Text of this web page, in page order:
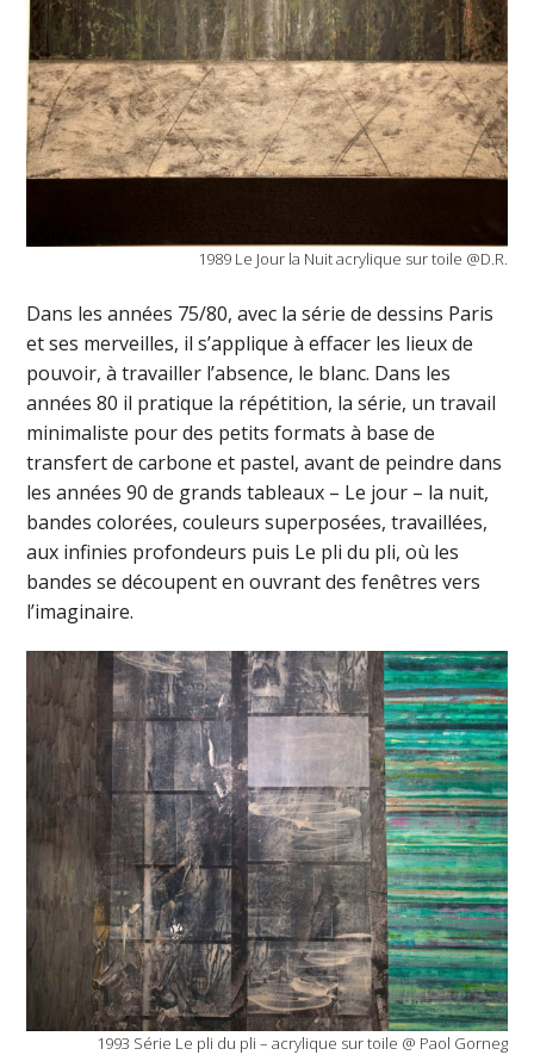
1989 Le Jour la Nuit acrylique sur toile @D.R.
Dans les années 75/80, avec la série de dessins Paris
et ses merveilles, il s’applique à effacer les lieux de
pouvoir, à travailler l’absence, le blanc. Dans les
années 80 il pratique la répétition, la série, un travail
minimaliste pour des petits formats à base de
transfert de carbone et pastel, avant de peindre dans
les années 90 de grands tableaux – Le jour – la nuit,
bandes colorées, couleurs superposées, travaillées,
aux infinies profondeurs puis Le pli du pli, où les
bandes se découpent en ouvrant des fenêtres vers
l’imaginaire.
1993 Série Le pli du pli – acrylique sur toile @ Paol Gorneg